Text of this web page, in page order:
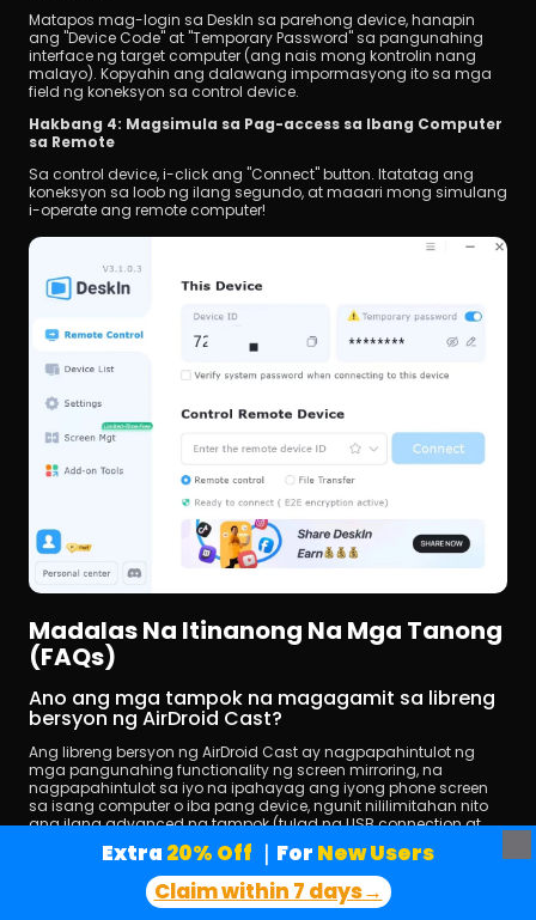
Matapos mag-login sa DeskIn sa parehong device, hanapin
ang "Device Code" at "Temporary Password" sa pangunahing
interface ng target computer (ang nais mong kontrolin nang
malayo). Kopyahin ang dalawang impormasyong ito sa mga
field ng koneksyon sa control device.
Hakbang 4: Magsimula sa Pag-access sa Ibang Computer
sa Remote
Sa control device, i-click ang "Connect" button. Itatatag ang
koneksyon sa loob ng ilang segundo, at maaari mong simulang
i-operate ang remote computer!
Madalas Na Itinanong Na Mga Tanong
(FAQs)
Ano ang mga tampok na magagamit sa libreng
bersyon ng AirDroid Cast?
Ang libreng bersyon ng AirDroid Cast ay nagpapahintulot ng
mga pangunahing functionality ng screen mirroring, na
nagpapahintulot sa iyo na ipahayag ang iyong phone screen
sa isang computer o iba pang device, ngunit nililimitahan nito
ang ilang advanced na tampok (tulad ng USB connection at
ad-free experience). Kung kailangan mo ng mas kumpletong
functionality, kakailanganin mong mag-subscribe sa bayad na
bersyon nito. Kung naghahanap ka ng cross-platform screen
mirroring at remote control nang walang karagdagang bayarin,
nag-aalok ang DeskIn ng isang libreng, matatag, at secure na
Extra 20% Off ｜For New Users
Claim within 7 days→